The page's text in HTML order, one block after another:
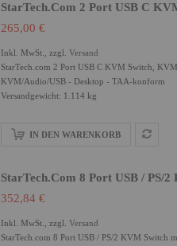
StarTech.com 2 Port USB C
265,00 €
Inkl. MwSt., zzgl. Versand
StarTech.com 2 Port USB C KVM Switch,
KVM/Audio/USB - Desktop - TAA-konform
Versandgewicht: 1.114 kg
IN DEN WARENKORB
StarTech.com 8 Port USB / PS/
352,84 €
Inkl. MwSt., zzgl. Versand
StarTech.com 8 Port USB / PS/2 KVM